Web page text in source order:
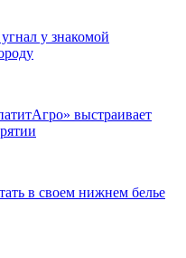
у знакомой
выстраивает
в своем нижнем белье